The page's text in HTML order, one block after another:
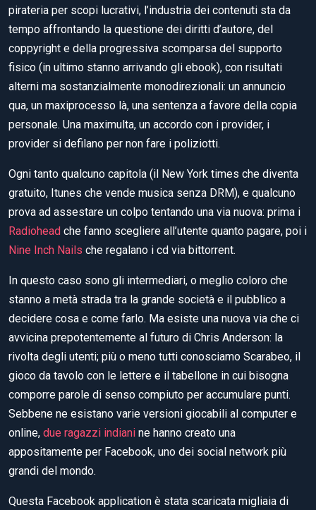
pirateria per scopi lucrativi, l’industria dei contenuti sta da
tempo affrontando la questione dei diritti d’autore, del
coppyright e della progressiva scomparsa del supporto
fisico (in ultimo stanno arrivando gli ebook), con risultati
alterni ma sostanzialmente monodirezionali: un annuncio
qua, un maxiprocesso là, una sentenza a favore della copia
personale. Una maximulta, un accordo con i provider, i
provider si defilano per non fare i poliziotti.
Ogni tanto qualcuno capitola (il New York times che diventa
gratuito, Itunes che vende musica senza DRM), e qualcuno
prova ad assestare un colpo tentando una via nuova: prima i
Radiohead che fanno scegliere all’utente quanto pagare, poi i
Nine Inch Nails che regalano i cd via bittorrent.
In questo caso sono gli intermediari, o meglio coloro che
stanno a metà strada tra la grande società e il pubblico a
decidere cosa e come farlo. Ma esiste una nuova via che ci
avvicina prepotentemente al futuro di Chris Anderson: la
rivolta degli utenti; più o meno tutti conosciamo Scarabeo, il
gioco da tavolo con le lettere e il tabellone in cui bisogna
comporre parole di senso compiuto per accumulare punti.
Sebbene ne esistano varie versioni giocabili al computer e
online, due ragazzi indiani ne hanno creato una
appositamente per Facebook, uno dei social network più
grandi del mondo.
Questa Facebook application è stata scaricata migliaia di